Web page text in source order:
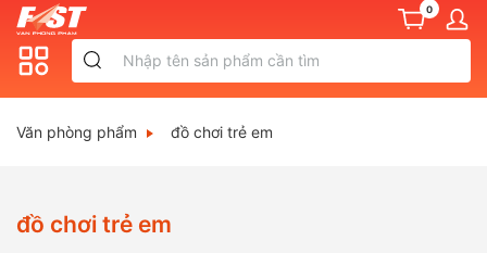
0
Văn phòng phẩm đồ chơi trẻ em
đồ chơi trẻ em